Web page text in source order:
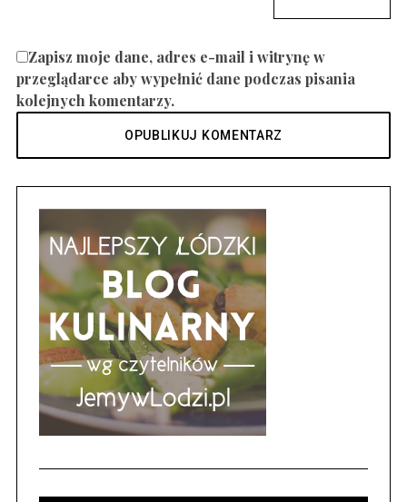
Zapisz moje dane, adres e-mail i witrynę w
przeglądarce aby wypełnić dane podczas pisania
kolejnych komentarzy.